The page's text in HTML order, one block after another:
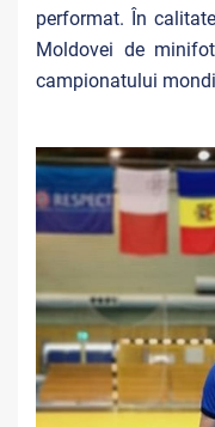
performat. În
Moldovei de
campionatului